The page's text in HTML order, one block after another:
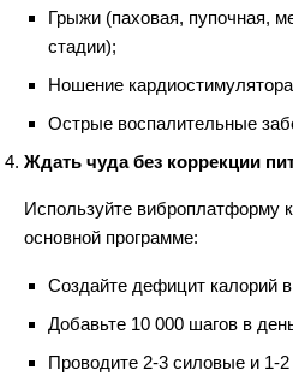
Грыжи (паховая, пупочная,
стадии);
Ношение
Острые воспалительные
Ждать чуда без коррекции
Используйте виброплатформу
основной программе:
Создайте дефицит калорий в
Добавьте 10 000 шагов в
Проводите 2-3 силовые и 1-